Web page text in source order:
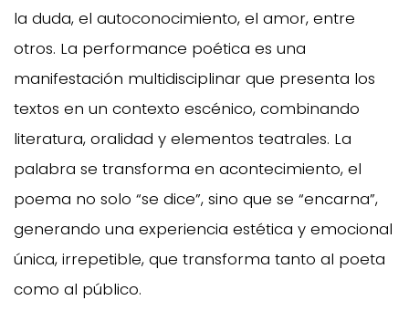
la duda, el autoconocimiento, el amor, entre
otros. La performance poética es una
manifestación multidisciplinar que presenta los
textos en un contexto escénico, combinando
literatura, oralidad y elementos teatrales. La
palabra se transforma en acontecimiento, el
poema no solo “se dice”, sino que se “encarna”,
generando una experiencia estética y emocional
única, irrepetible, que transforma tanto al poeta
como al público.